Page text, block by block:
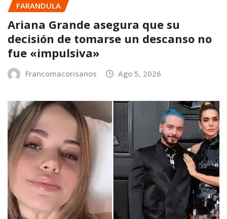
FARANDULA
Ariana Grande asegura que su
decisión de tomarse un descanso no
fue «impulsiva»
Francomacorisanos Ago 5, 2026